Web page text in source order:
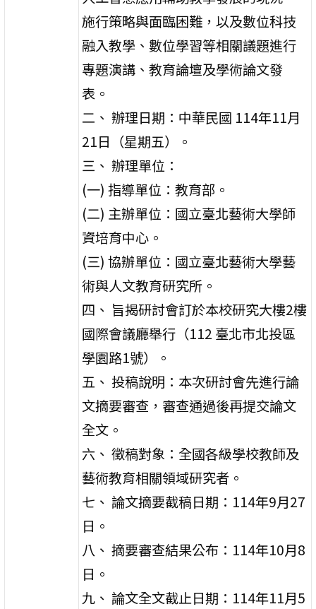
施行策略與面臨困難，以及數位科技
融入教學、數位學習等相關議題進行
專題演講、教育論壇及學術論文發
表。
二、 辦理日期：中華民國 114年11月
21日（星期五）。
三、 辦理單位：
(一) 指導單位：教育部。
(二) 主辦單位：國立臺北藝術大學師
資培育中心。
(三) 協辦單位：國立臺北藝術大學藝
術與人文教育研究所。
四、 旨揭研討會訂於本校研究大樓2樓
國際會議廳舉行（112 臺北市北投區
學園路1號）。
五、 投稿說明：本次研討會先進行論
文摘要審查，審查通過後再提交論文
全文。
六、 徵稿對象：全國各級學校教師及
藝術教育相關領域研究者。
七、 論文摘要截稿日期：114年9月27
日。
八、 摘要審查結果公布：114年10月8
日。
九、 論文全文截止日期：114年11月5